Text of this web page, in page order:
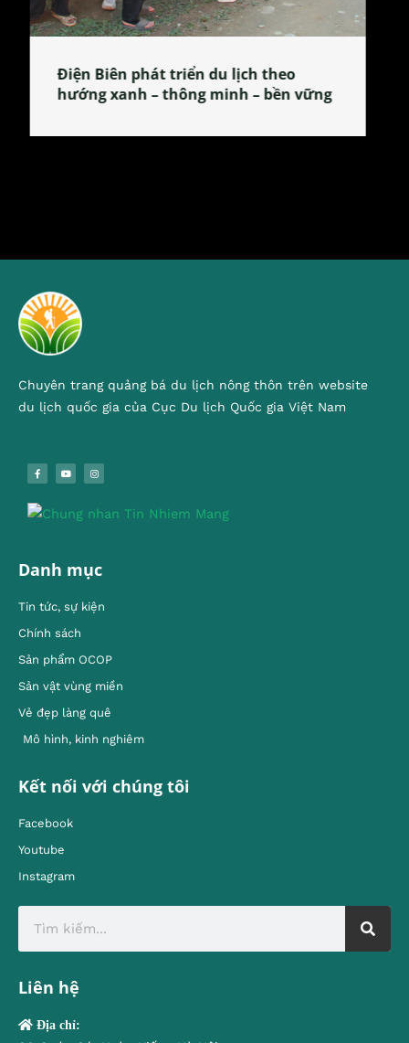
Làng làm bánh tẻ Phú Nhi – nơi lan
tỏa đặc sản xứ Đoài
Chuyên trang quảng bá du lịch nông thôn trên website
du lịch quốc gia của Cục Du lịch Quốc gia Việt Nam
Danh mục
Tin tức, sự kiện
Chính sách
Sản phẩm OCOP
Sản vật vùng miền
Vẻ đẹp làng quê
Mô hình, kinh nghiêm
Kết nối với chúng tôi
Facebook
Youtube
Instagram
Liên hệ
Địa chỉ: